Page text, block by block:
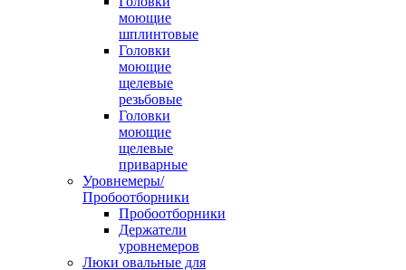
моющие
шплинтовые
Головки
моющие
щелевые
резьбовые
Головки
моющие
щелевые
приварные
Уровнемеры/
Пробоотборники
Пробоотборники
Держатели
уровнемеров
Люки овальные для